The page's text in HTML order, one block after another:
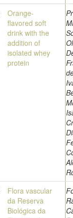
Orange-
flavored soft
drink with the
addition of
isolated whey
protein
Flora vascular
da Reserva
Biológica da